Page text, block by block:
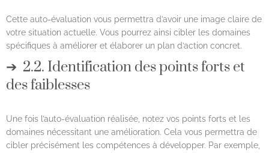
Cette auto-évaluation vous permettra d’avoir une image claire de
votre situation actuelle. Vous pourrez ainsi cibler les domaines
spécifiques à améliorer et élaborer un plan d’action concret.
2.2. Identification des points forts et
des faiblesses
Une fois l’auto-évaluation réalisée, notez vos points forts et les
domaines nécessitant une amélioration. Cela vous permettra de
cibler précisément les compétences à développer. Par exemple,